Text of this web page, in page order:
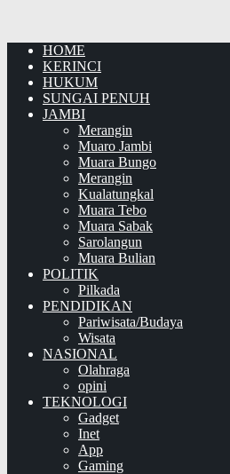
HOME
KERINCI
HUKUM
SUNGAI PENUH
JAMBI
Merangin
Muaro Jambi
Muara Bungo
Merangin
Kualatungkal
Muara Tebo
Muara Sabak
Sarolangun
Muara Bulian
POLITIK
Pilkada
PENDIDIKAN
Pariwisata/Budaya
Wisata
NASIONAL
Olahraga
opini
TEKNOLOGI
Gadget
Inet
App
Gaming